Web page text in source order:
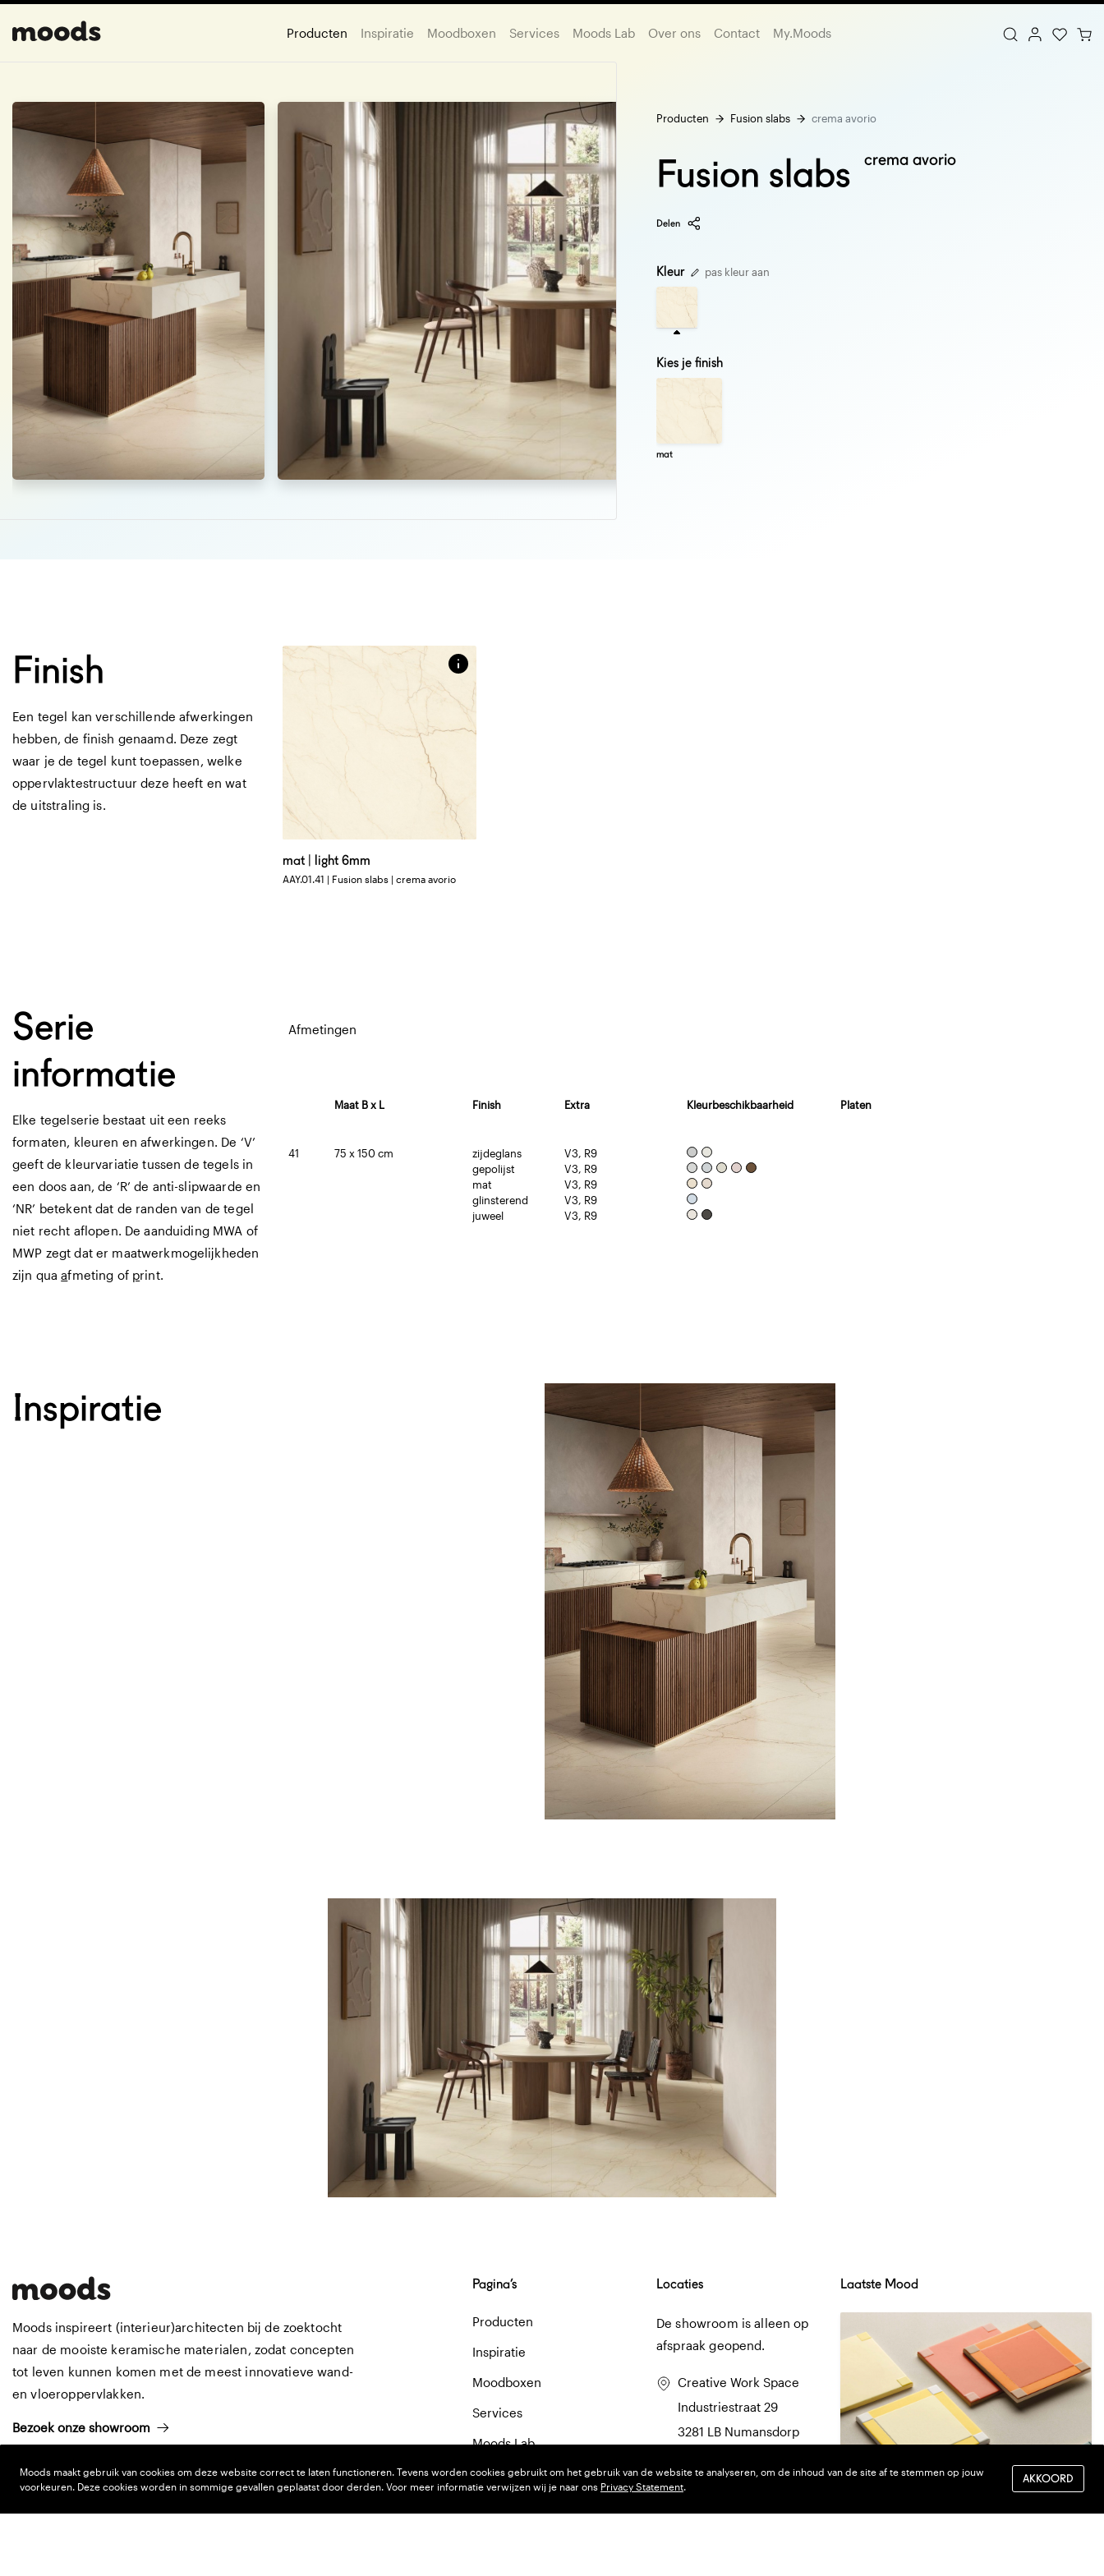
Producten Inspiratie Moodboxen Services Moods Lab Over ons Contact My.Moods
Producten Fusion slabs crema avorio
Fusion slabs crema avorio
Delen
Kleur pas kleur aan
Kies je finish
mat
Finish
Een tegel kan verschillende afwerkingen
hebben, de finish genaamd. Deze zegt
waar je de tegel kunt toepassen, welke
oppervlaktestructuur deze heeft en wat
de uitstraling is.
mat | light 6mm
AAY.01.41 | Fusion slabs | crema avorio
Serie
informatie
Elke tegelserie bestaat uit een reeks
formaten, kleuren en afwerkingen. De ‘V’
geeft de kleurvariatie tussen de tegels in
een doos aan, de ‘R’ de anti-slipwaarde en
‘NR’ betekent dat de randen van de tegel
niet recht aflopen. De aanduiding MWA of
MWP zegt dat er maatwerkmogelijkheden
zijn quaafmeting of print.
Afmetingen
Maat B x L Finish Extra Kleurbeschikbaarheid
41 75 x 150 cm zijdeglans
V3, R9
gepolijst
V3, R9
mat
V3, R9
glinsterend
V3, R9
juweel
V3, R9
Platen
Inspiratie
Moods inspireert (interieur)architecten bij de zoektocht
naar de mooiste keramische materialen, zodat concepten
tot leven kunnen komen met de meest innovatieve wand-
en vloeroppervlakken.
Bezoek onze showroom
Laatste Mood
Pagina’s
Producten
Inspiratie
Moodboxen
Services
Moods Lab
Over ons
Locaties
De showroom is alleen op
afspraak geopend.
Creative Work Space
Industriestraat 29
3281 LB Numansdorp
0186 74 58 30
Moods maakt gebruik van cookies om deze website correct te laten functioneren. Tevens worden cookies gebruikt om het gebruik van de website te analyseren, om de inhoud van de site af te stemmen op jouw
voorkeuren. Deze cookies worden in sommige gevallen geplaatst door derden. Voor meer informatie verwijzen wij je naar ons Privacy Statement.
AKKOORD